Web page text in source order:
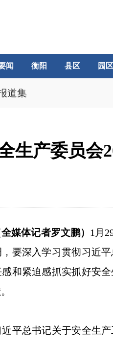
闻 衡阳 县区 园区
道集
生产委员会
体记者罗文鹏） 1月
要深入学习贯彻习近
和紧迫感抓实抓好安
平总书记关于安全生